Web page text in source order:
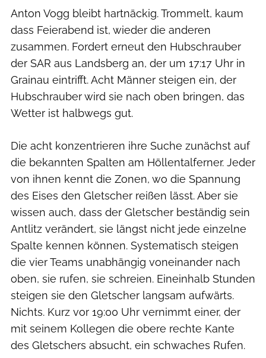
Anton Vogg bleibt hartnäckig. Trommelt, kaum
dass Feierabend ist, wieder die anderen
zusammen. Fordert erneut den Hubschrauber
der SAR aus Landsberg an, der um 17:17 Uhr in
Grainau eintrifft. Acht Männer steigen ein, der
Hubschrauber wird sie nach oben bringen, das
Wetter ist halbwegs gut.
Die acht konzentrieren ihre Suche zunächst auf
die bekannten Spalten am Höllentalferner. Jeder
von ihnen kennt die Zonen, wo die Spannung
des Eises den Gletscher reißen lässt. Aber sie
wissen auch, dass der Gletscher beständig sein
Antlitz verändert, sie längst nicht jede einzelne
Spalte kennen können. Systematisch steigen
die vier Teams unabhängig voneinander nach
oben, sie rufen, sie schreien. Eineinhalb Stunden
steigen sie den Gletscher langsam aufwärts.
Nichts. Kurz vor 19:00 Uhr vernimmt einer, der
mit seinem Kollegen die obere rechte Kante
des Gletschers absucht, ein schwaches Rufen.